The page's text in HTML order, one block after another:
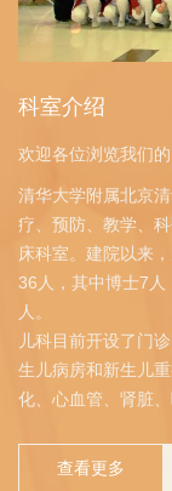
科室介绍
欢迎各位浏览我们的
清华大学附属北京
疗、预防、教学、
床科室。建院以来
36人，其中博士7人
人。
儿科目前开设了门
生儿病房和新生儿
化、心血管、肾脏、
查看更多